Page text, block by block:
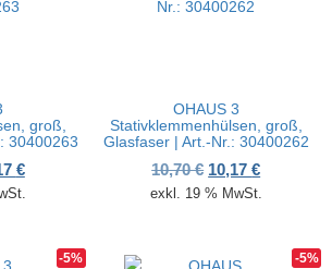
groß,
30400263
Preis war: 10,70 €
€Aktueller Preis ist: 10,17 €.
OHAUS 3
Stativklemmenhülsen, groß,
Glasfaser | Art.-Nr.: 30400262
10,70€ Ursprünglicher
10,17€Aktueller
exkl. 19 % MwSt.
-5% -5%